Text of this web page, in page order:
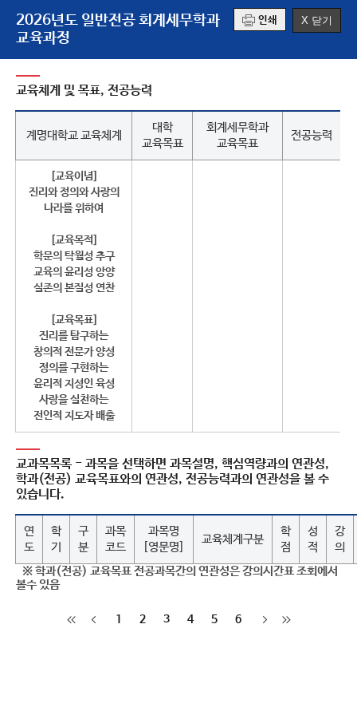
2026년도 일반전공 회계세무학과
교육과정
인쇄 X 닫기
교육체계 및 목표, 전공능력
계명대학교 교육체계
대학
교육목표
회계세무학과
교육목표
전공능력
[교육이념]
진리와 정의와 사랑의
나라를 위하여
[교육목적]
학문의 탁월성 추구
교육의 윤리성 앙양
실존의 본질성 연찬
[교육목표]
진리를 탐구하는
창의적 전문가 양성
정의를 구현하는
윤리적 지성인 육성
사랑을 실천하는
전인적 지도자 배출
교과목목록- 과목을 선택하면 과목설명, 핵심역량과의 연관성,
학과(전공) 교육목표와의 연관성, 전공능력과의 연관성을 볼 수
있습니다.
연
도
학
기
구
분
과목
코드
과목명
[영문명]
교육체계구분
학
점
성
적
강
의
※ 학과(전공) 교육목표 전공과목간의 연관성은 강의시간표 조회에서
볼수 있음
1 2 3 4 5 6